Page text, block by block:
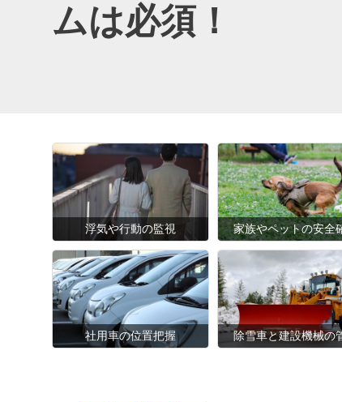
ムは必須！
浮気や行動の監視 家族やペットの安全
社用車の位置把握 除雪車と建設機械の